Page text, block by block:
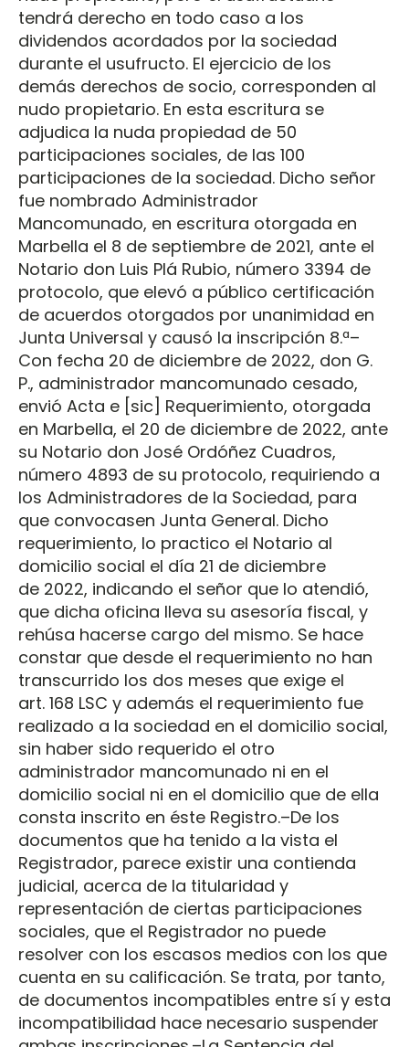
tendrá derecho en todo caso a los
dividendos acordados por la sociedad
durante el usufructo. El ejercicio de los
demás derechos de socio, corresponden al
nudo propietario. En esta escritura se
adjudica la nuda propiedad de 50
participaciones sociales, de las 100
participaciones de la sociedad. Dicho señor
fue nombrado Administrador
Mancomunado, en escritura otorgada en
Marbella el 8 de septiembre de 2021, ante el
Notario don Luis Plá Rubio, número 3394 de
protocolo, que elevó a público certificación
de acuerdos otorgados por unanimidad en
Junta Universal y causó la inscripción 8.ª–
Con fecha 20 de diciembre de 2022, don G.
P., administrador mancomunado cesado,
envió Acta e [sic] Requerimiento, otorgada
en Marbella, el 20 de diciembre de 2022, ante
su Notario don José Ordóñez Cuadros,
número 4893 de su protocolo, requiriendo a
los Administradores de la Sociedad, para
que convocasen Junta General. Dicho
requerimiento, lo practico el Notario al
domicilio social el día 21 de diciembre
de 2022, indicando el señor que lo atendió,
que dicha oficina lleva su asesoría fiscal, y
rehúsa hacerse cargo del mismo. Se hace
constar que desde el requerimiento no han
transcurrido los dos meses que exige el
art. 168 LSC y además el requerimiento fue
realizado a la sociedad en el domicilio social,
sin haber sido requerido el otro
administrador mancomunado ni en el
domicilio social ni en el domicilio que de ella
consta inscrito en éste Registro.–De los
documentos que ha tenido a la vista el
Registrador, parece existir una contienda
judicial, acerca de la titularidad y
representación de ciertas participaciones
sociales, que el Registrador no puede
resolver con los escasos medios con los que
cuenta en su calificación. Se trata, por tanto,
de documentos incompatibles entre sí y esta
incompatibilidad hace necesario suspender